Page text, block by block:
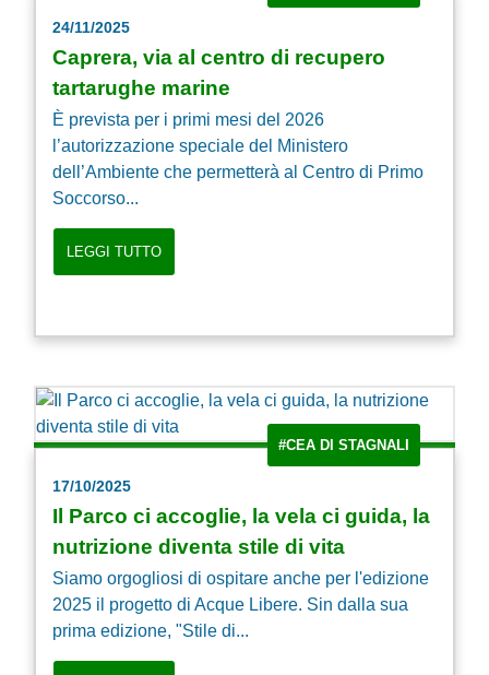
24/11/2025
Caprera, via al centro di recupero
tartarughe marine
È prevista per i primi mesi del 2026
l’autorizzazione speciale del Ministero
dell’Ambiente che permetterà al Centro di Primo
Soccorso...
LEGGI TUTTO
#CEA DI STAGNALI
17/10/2025
Il Parco ci accoglie, la vela ci guida, la
nutrizione diventa stile di vita
Siamo orgogliosi di ospitare anche per l'edizione
2025 il progetto di Acque Libere. Sin dalla sua
prima edizione, "Stile di...